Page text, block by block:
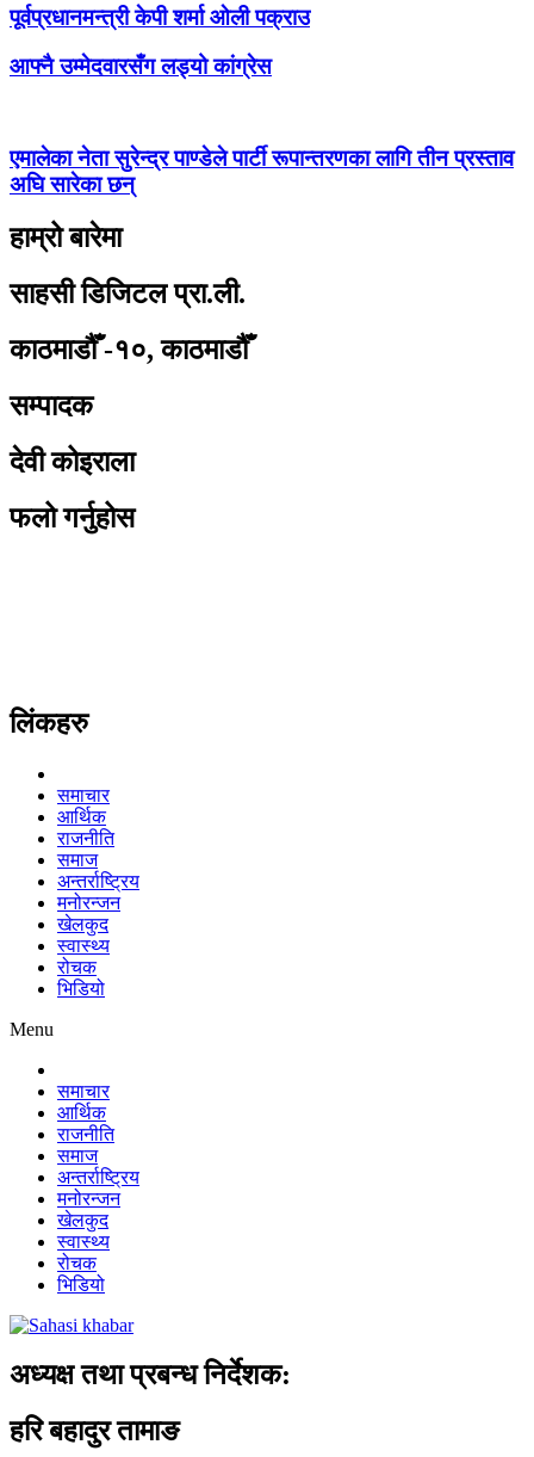
पूर्वप्रधानमन्त्री केपी शर्मा ओली पक्राउ
आफ्नै उम्मेदवारसँग लड्यो कांग्रेस
एमालेका नेता सुरेन्द्र पाण्डेले पार्टी रूपान्तरणका लागि तीन प्रस्ताव
अघि सारेका छन्
हाम्रो बारेमा
साहसी डिजिटल प्रा.ली.
काठमाडौँ -१०, काठमाडौँ
सम्पादक
देवी कोइराला
फलो गर्नुहोस
लिंकहरु
समाचार
आर्थिक
राजनीति
समाज
अन्तर्राष्ट्रिय
मनोरन्जन
खेलकुद
स्वास्थ्य
रोचक
भिडियो
Menu
समाचार
आर्थिक
राजनीति
समाज
अन्तर्राष्ट्रिय
मनोरन्जन
खेलकुद
स्वास्थ्य
रोचक
भिडियो
अध्यक्ष तथा प्रबन्ध निर्देशक:
हरि बहादुर तामाङ